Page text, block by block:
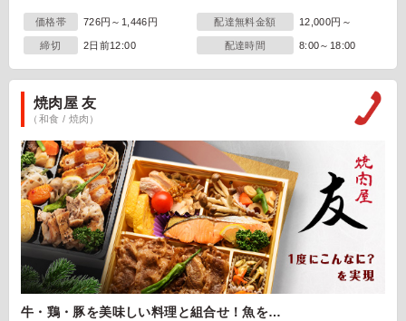
価格帯 726円～1,446円 配達無料金額 12,000円～
締切 2日前12:00 配達時間 8:00～18:00
焼肉屋 友
（和食 / 焼肉）
牛・鶏・豚を美味しい料理と組合せ！魚を…